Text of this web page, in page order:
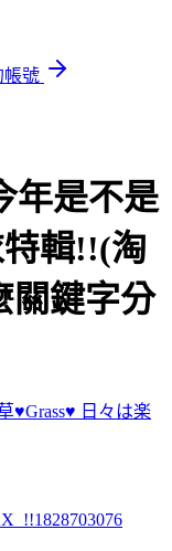
帳號
年是不是
輯!!(淘
關鍵字分
♥Grass♥ 日々は楽